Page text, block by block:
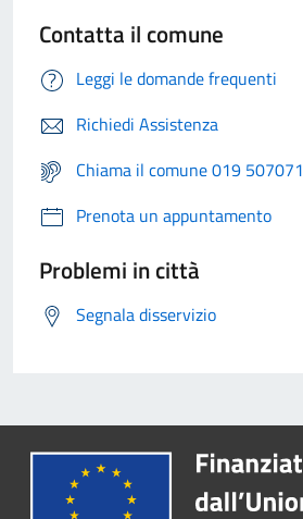
Contatta il comune
Leggi le domande frequenti
Richiedi Assistenza
Chiama il comune 019 507071
Prenota un appuntamento
Problemi in città
Segnala disservizio